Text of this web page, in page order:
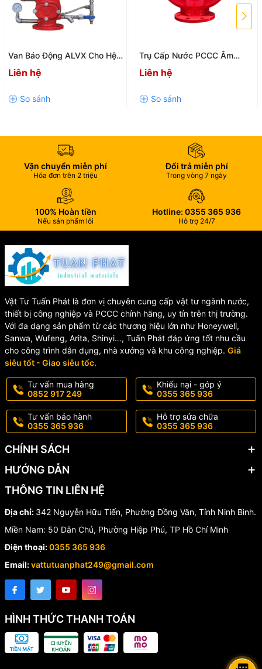
khiển từ xa.
Thân van gang cầu chất lượng cao
, chống ăn mòn và chịu áp
✅ Đa dạng điện áp vận hành, đáp ứng nhiều yêu cầu công trình.
✅Tuổi thọ lâu dài , giảm chi phí bảo trì và thay thế.
🏭 Ứng Dụng Của Van Cổng
Động Cơ Điện Shinyi
🔹 Hệ thống cấp nước đô thị.
🔹 Nhà máy xử lý nước sạch và nước thải.
🔹 Hệ thống phòng cháy chữa cháy (PCCC).
🔹 Nhà máy sản xuất thực phẩm, đồ uống.
🔹 Trạm bơm và hệ thống đường ống công nghiệp.
💡 Tại Sao Nên Chọn Van
Cổng Động Cơ Điện Shinyi?
✔️ Thương hiệu uy tín được sử dụng rộng rãi trong ngành cấp
thoát nước.
✔️ Đạt nhiều tiêu chuẩn quốc tế về thiết kế và chất lượng.
✔️ Hoạt động ổn định trong môi trường khắc nghiệt.
✔️ Dễ dàng lắp đặt và bảo trì.
✔️ Chi phí đầu tư hợp lý, hiệu quả lâu dài.
📞 Mua Van Cổng Động Cơ
Điện Shinyi Chính Hãng Ở
Đâu?
Nếu bạn đang tìm kiếmvan cổng động cơ điện Shinyi DN50-
DN600 chính hãng, hãy liên hệ ngay với chúng tôi để được tư
vấn lựa chọn model phù hợp với hệ thống và nhận báo giá tốt
nhất.
📱 Hotline:0355.365.936 -
0852 917 249
Van Báo Động ALVX Cho Hệ
Thống PCCC
Liên hệ
Trụ Cấp Nước PCCC Âm
FHUS – Giải Pháp Cấp Nước
Chữa Cháy An Toàn, Hiệu
Liên hệ
Vận chuyển miễn phí
Hóa đơn trên 2 triệu
Đổi trả miễn phí
Trong vòng 7 ngày
100% Hoàn tiền
Nếu sản phẩm lỗi
Hotline: 0355 365 936
Hỗ trợ 24/7
Vật Tư Tuấn Phát là đơn vị chuyên cung cấp vật tư ngành nước,
thiết bị công nghiệp và PCCC chính hãng, uy tín trên thị trường.
Với đa dạng sản phẩm từ các thương hiệu lớn như Honeywell,
Sanwa, Wufeng, Arita, Shinyi…, Tuấn Phát đáp ứng tốt nhu cầu
cho công trình dân dụng, nhà xưởng và khu công nghiệp. Giá
siêu tốt - Giao siêu tốc.
Tư vấn mua hàng
0852 917 249
Khiếu nại - góp ý
0355 365 936
Tư vấn bảo hành
0355 365 936
Hỗ trợ sửa chữa
0355 365 936
CHÍNH SÁCH
HƯỚNG DẪN
THÔNG TIN LIÊN HỆ
Địa chỉ: 342 Nguyễn Hữu Tiến, Phường Đồng Văn, Tỉnh Ninh Bình.
Miền Nam: 50 Dân Chủ, Phường Hiệp Phú, TP Hồ Chí Minh
Điện thoại:0355 365 936
Email:vattutuanphat249@gmail.com
HÌNH THỨC THANH TOÁN